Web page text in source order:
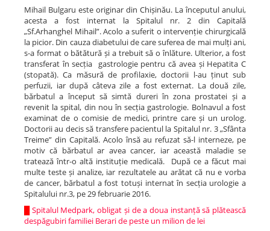
Mihail Bulgaru este originar din Chișinău. La începutul anului,
acesta a fost internat la Spitalul nr. 2 din Capitală
„Sf.Arhanghel Mihail”. Acolo a suferit o intervenție chirurgicală
la picior. Din cauza diabetului de care suferea de mai mulți ani,
s-a format o bătătură și a trebuit să o înlăture. Ulterior, a fost
transferat în secția gastrologie pentru că avea și Hepatita C
(stopată). Ca măsură de profilaxie, doctorii l-au ținut sub
perfuzii, iar după câteva zile a fost externat. La două zile,
bărbatul a început să simtă dureri în zona prostatei și a
revenit la spital, din nou în secția gastrologie. Bolnavul a fost
examinat de o comisie de medici, printre care și un urolog.
Doctorii au decis să transfere pacientul la Spitalul nr. 3 „Sfânta
Treime” din Capitală. Acolo însă au refuzat să-l interneze, pe
motiv că bărbatul ar avea cancer, iar această maladie se
tratează într-o altă instituție medicală. După ce a făcut mai
multe teste și analize, iar rezultatele au arătat că nu e vorba
de cancer, bărbatul a fost totuși internat în secția urologie a
Spitalului nr.3, pe 29 februarie 2016.
Spitalul Medpark, obligat și de a doua instanță să plătească
despăgubiri familiei Berari de peste un milion de lei